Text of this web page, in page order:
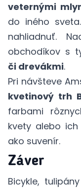
veternými
do iného
nahliadnuť.
obchodíkov s
či drevákmi.
Pri návšteve
kvetinový trh
farbami
kvety alebo
ako suvenír.
Záver
Bicykle,